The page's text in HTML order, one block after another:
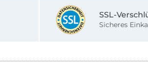
SSL-
Sicheres